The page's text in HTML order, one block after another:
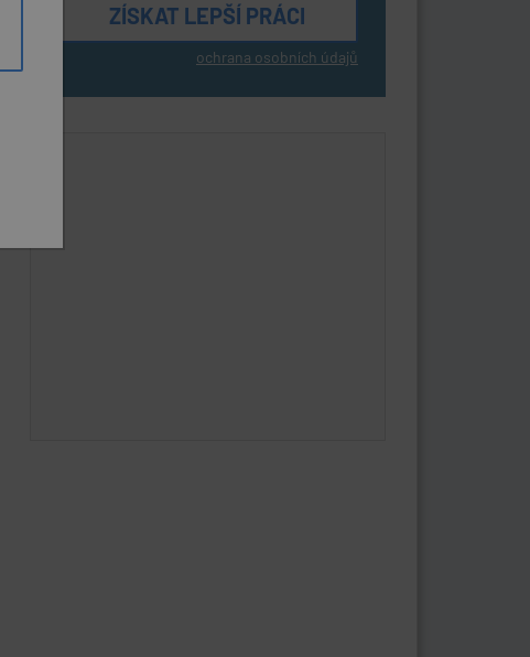
ochrana osobních údajů